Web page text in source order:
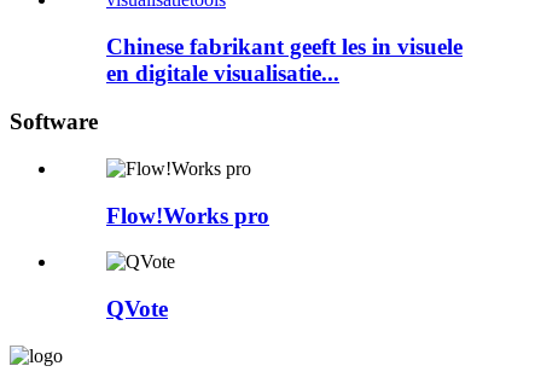
Chinese fabrikant geeft les in visuele
en digitale visualisatie...
Software
Flow!Works pro
QVote